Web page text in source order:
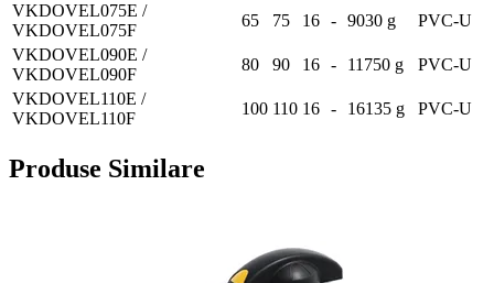
VKDOVEL075E /
VKDOVEL075F
65 75 16 - 9030 g
PVC-U
VKDOVEL090E /
VKDOVEL090F
80 90 16 - 11750 g
PVC-U
VKDOVEL110E /
VKDOVEL110F
100 110 16 - 16135 g PVC-U
Produse Similare